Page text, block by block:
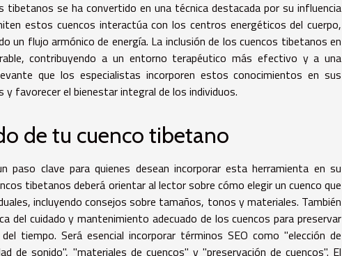
tibetanos se ha convertido en una técnica destacada por su influencia
estos cuencos interactúa con los centros energéticos del cuerpo,
un flujo armónico de energía. La inclusión de los cuencos tibetanos en
contribuyendo a un entorno terapéutico más efectivo y a una
que los especialistas incorporen estos conocimientos en sus
favorecer el bienestar integral de los individuos.
de tu cuenco tibetano
paso clave para quienes desean incorporar esta herramienta en su
tibetanos deberá orientar al lector sobre cómo elegir un cuenco que
incluyendo consejos sobre tamaños, tonos y materiales. También
del cuidado y mantenimiento adecuado de los cuencos para preservar
tiempo. Será esencial incorporar términos SEO como "elección de
de sonido", "materiales de cuencos" y "preservación de cuencos". El